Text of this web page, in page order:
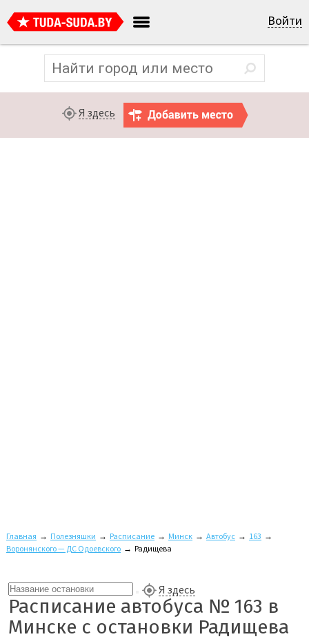
Войти
Я здесь
Главная → Полезняшки → Расписание → Минск → Автобус → 163 →
Воронянского — ДС Одоевского → Радищева
Я здесь
Расписание автобуса № 163 в
Минске с остановки Радищева